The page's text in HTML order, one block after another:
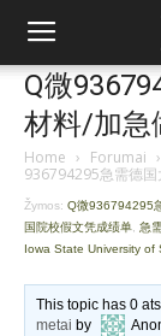
Q微
材料/加急
Home › Forumai ›
936794295急需德
Žymos: Q微936794295
国院校假文凭成绩单 急
Iowa State University of
This topic has 0
metai by